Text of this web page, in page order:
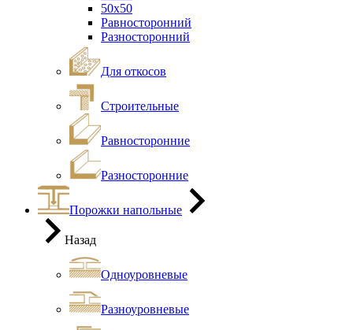
50х50
Равносторонний
Разносторонний
Для откосов
Строительные
Равносторонние
Разносторонние
Порожки напольные
Назад
Одноуровневые
Разноуровневые